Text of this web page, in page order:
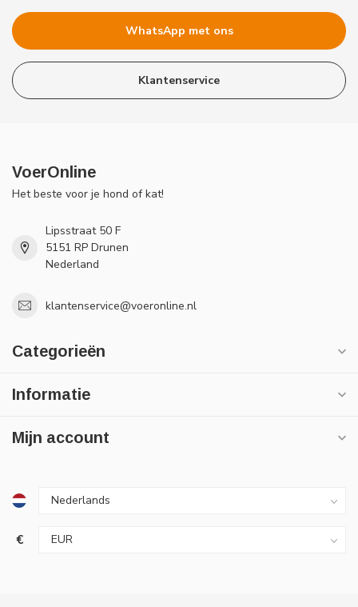
WhatsApp met ons
Klantenservice
VoerOnline
Het beste voor je hond of kat!
Lipsstraat 50 F
5151 RP Drunen
Nederland
klantenservice@voeronline.nl
Categorieën
Informatie
Mijn account
€